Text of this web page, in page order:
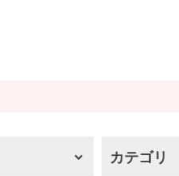
カテゴリ